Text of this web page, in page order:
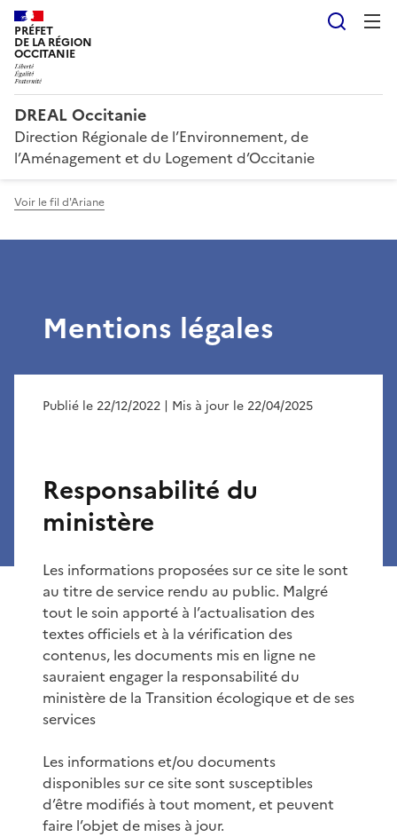
PRÉFET
DE LA RÉGION
OCCITANIE
DREAL Occitanie
Direction Régionale de l’Environnement, de
l’Aménagement et du Logement d’Occitanie
Voir le fil d'Ariane
Mentions légales
Publié le 22/12/2022 | Mis à jour le 22/04/2025
Responsabilité du
ministère
Les informations proposées sur ce site le sont
au titre de service rendu au public. Malgré
tout le soin apporté à l’actualisation des
textes officiels et à la vérification des
contenus, les documents mis en ligne ne
sauraient engager la responsabilité du
ministère de la Transition écologique et de ses
services
Les informations et/ou documents
disponibles sur ce site sont susceptibles
d’être modifiés à tout moment, et peuvent
faire l’objet de mises à jour.